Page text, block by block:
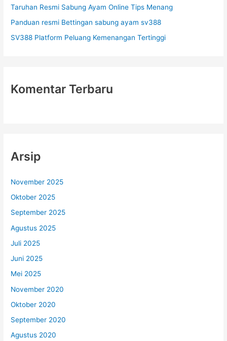
:
Taruhan Resmi Sabung Ayam Online Tips Menang
Panduan resmi Bettingan sabung ayam sv388
SV388 Platform Peluang Kemenangan Tertinggi
Komentar Terbaru
Arsip
November 2025
Oktober 2025
September 2025
Agustus 2025
Juli 2025
Juni 2025
Mei 2025
November 2020
Oktober 2020
September 2020
Agustus 2020